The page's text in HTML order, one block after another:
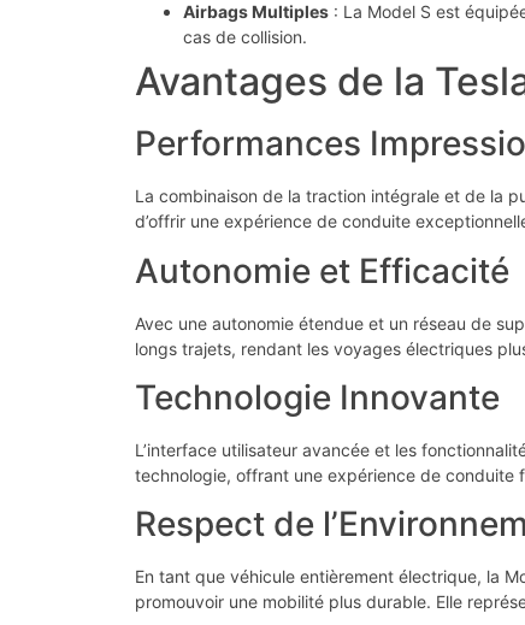
Airbags Multiples : La Model S est
cas de collision.
Avantages de la
Performances
La combinaison de la traction intégrale et de la
d’offrir une expérience de conduite
Autonomie et Efficacité
Avec une autonomie étendue et un réseau de
longs trajets, rendant les voyages électriques
Technologie Innovante
L’interface utilisateur avancée et les
technologie, offrant une expérience de conduite
Respect de
En tant que véhicule entièrement électrique, la
promouvoir une mobilité plus durable. Elle